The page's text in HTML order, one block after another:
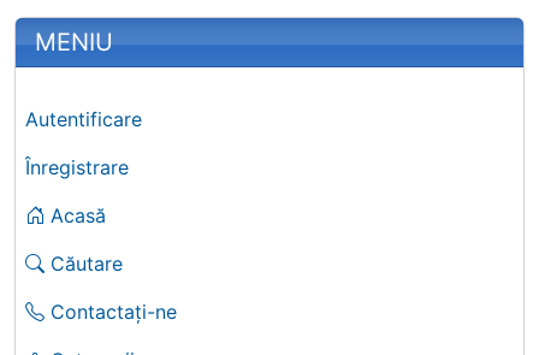
More content and functionality (left
MENIU
Autentificare
Înregistrare
Acasă
Căutare
Contactați-ne